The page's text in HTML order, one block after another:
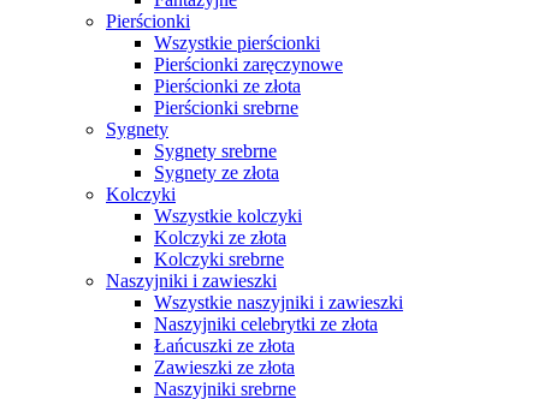
Pierścionki
Wszystkie pierścionki
Pierścionki zaręczynowe
Pierścionki ze złota
Pierścionki srebrne
Sygnety
Sygnety srebrne
Sygnety ze złota
Kolczyki
Wszystkie kolczyki
Kolczyki ze złota
Kolczyki srebrne
Naszyjniki i zawieszki
Wszystkie naszyjniki i zawieszki
Naszyjniki celebrytki ze złota
Łańcuszki ze złota
Zawieszki ze złota
Naszyjniki srebrne